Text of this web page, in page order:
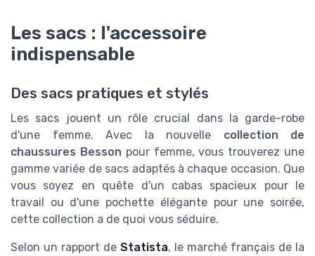
Les sacs : l'accessoire
indispensable
Des sacs pratiques et stylés
Les sacs jouent un rôle crucial dans la garde-robe
d'une femme. Avec la nouvelle collection de
chaussures Besson pour femme, vous trouverez une
gamme variée de sacs adaptés à chaque occasion. Que
vous soyez en quête d'un cabas spacieux pour le
travail ou d'une pochette élégante pour une soirée,
cette collection a de quoi vous séduire.
Selon un rapport de Statista, le marché français de la